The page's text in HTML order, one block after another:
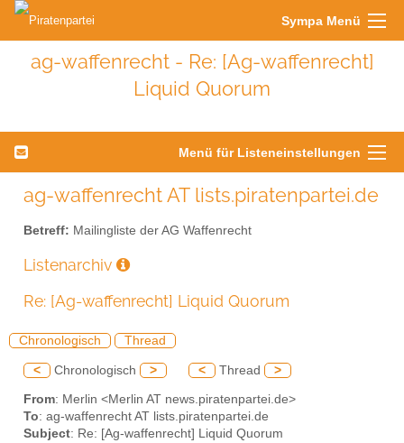
Sympa Menü
ag-waffenrecht - Re: [Ag-waffenrecht]
Liquid Quorum
Menü für Listeneinstellungen
ag-waffenrecht AT lists.piratenpartei.de
Betreff: Mailingliste der AG Waffenrecht
Listenarchiv
Re: [Ag-waffenrecht] Liquid Quorum
Chronologisch Thread
< Chronologisch > < Thread >
From: Merlin <Merlin AT news.piratenpartei.de>
To: ag-waffenrecht AT lists.piratenpartei.de
Subject: Re: [Ag-waffenrecht] Liquid Quorum